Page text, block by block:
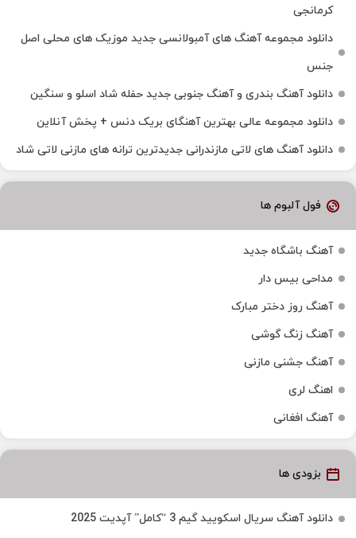
کرمانجی
دانلود مجموعه آهنگ های آمبولانسی جدید موزیک های محلی اصل
جنس
دانلود آهنگ بندری و آهنگ جنوبی جدید حفله شاد اسلو و سنگین
دانلود مجموعه عالی بهترین آهنگای بریک دنس + پخش آنلاین
دانلود آهنگ‌ های لاتی مازندرانی جدیدترین ترانه های مازنی لاتی شاد
فول آلبوم ها
آهنگ باشگاه جدید
مداحی بیس دار
آهنگ روز دختر مبارک
آهنگ زنگ گوشی
آهنگ جشنی مازنی
اهنگ لری
آهنگ افغانی
بزودی ها
دانلود آهنگ سریال اسکویید گیم 3 “کامل” آپدیت 2025